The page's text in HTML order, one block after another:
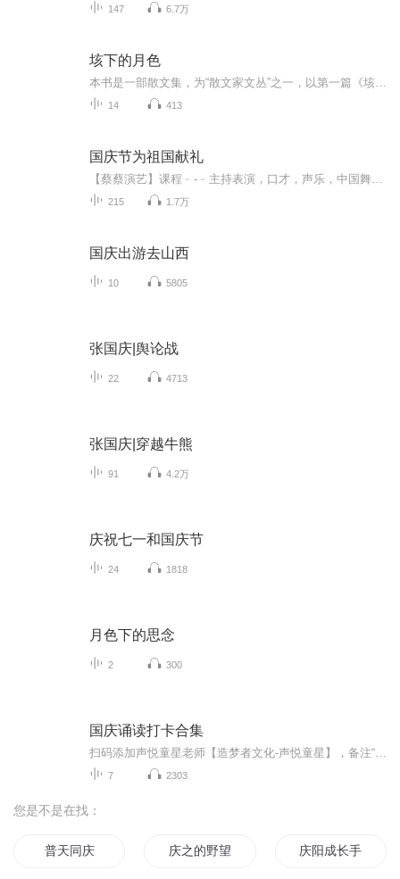
147 6.7万
垓下的月色
14 413
国庆节为祖国献礼
215 1.7万
国庆出游去山西
10 5805
张国庆|舆论战
22 4713
张国庆|穿越牛熊
91 4.2万
庆祝七一和国庆节
24 1818
月色下的思念
2 300
国庆诵读打卡合集
7 2303
您是不是在找：
普天同庆 庆之的野望 庆阳成长手札